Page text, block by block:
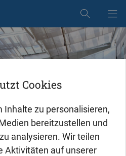
Cookies
Inhalte zu personalisieren,
bereitzustellen und
analysieren. Wir teilen
Aktivitäten auf unserer